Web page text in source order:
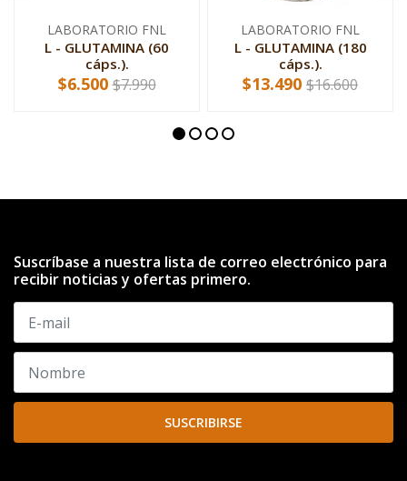
LABORATORIO FNL
L - GLUTAMINA (60
cáps.).
$6.500 $7.990
LABORATORIO FNL
L - GLUTAMINA (180
cáps.).
$13.490 $16.600
Suscríbase a nuestra lista de correo electrónico para
recibir noticias y ofertas primero.
SUSCRIBIRSE